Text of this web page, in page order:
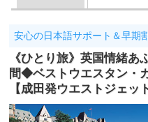
安心の日本語サポート＆早期
《ひとり旅》英国情緒あ
間◆ベストウエスタン・
【成田発ウエストジェッ